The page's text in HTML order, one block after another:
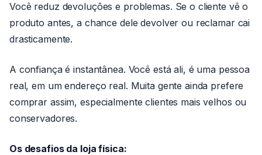
Você reduz devoluções e problemas. Se o cliente vê o
produto antes, a chance dele devolver ou reclamar cai
drasticamente.
A confiança é instantânea. Você está ali, é uma pessoa
real, em um endereço real. Muita gente ainda prefere
comprar assim, especialmente clientes mais velhos ou
conservadores.
Os desafios da loja física: